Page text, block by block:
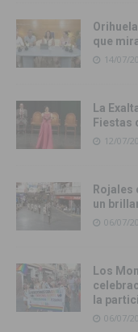
que
14/07/
La
Fiestas
12/07/
Rojales
un
06/07/
Los
la
06/07/